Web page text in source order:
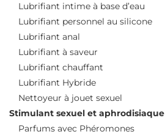
Lubrifiant intime à base d’eau
Lubrifiant personnel au silicone
Lubrifiant anal
Lubrifiant à saveur
Lubrifiant chauffant
Lubrifiant Hybride
Nettoyeur à jouet sexuel
Stimulant sexuel et aphrodisiaque
Parfums avec Phéromones